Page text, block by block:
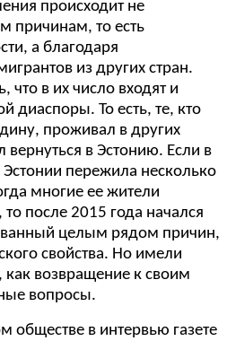
происходит не
причинам, то есть
а благодаря
из других стран.
что в их число входят и
диаспоры. То есть, те, кто
проживал в других
вернуться в Эстонию. Если в
пережила несколько
многие ее жители
после 2015 года начался
целым рядом причин,
свойства. Но имели
как возвращение к своим
вопросы.
обществе в интервью газете